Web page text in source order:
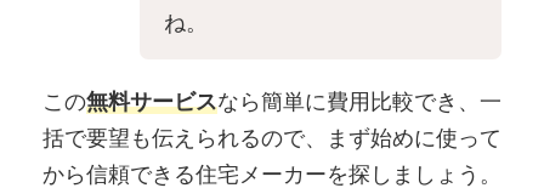
ね。
この無料サービスなら簡単に費用比較でき、一
括で要望も伝えられるので、まず始めに使って
から信頼できる住宅メーカーを探しましょう。